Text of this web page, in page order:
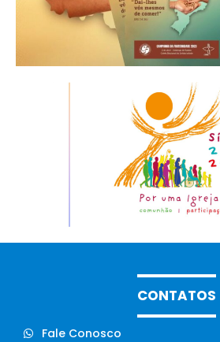
CONTATOS
Fale Conosco